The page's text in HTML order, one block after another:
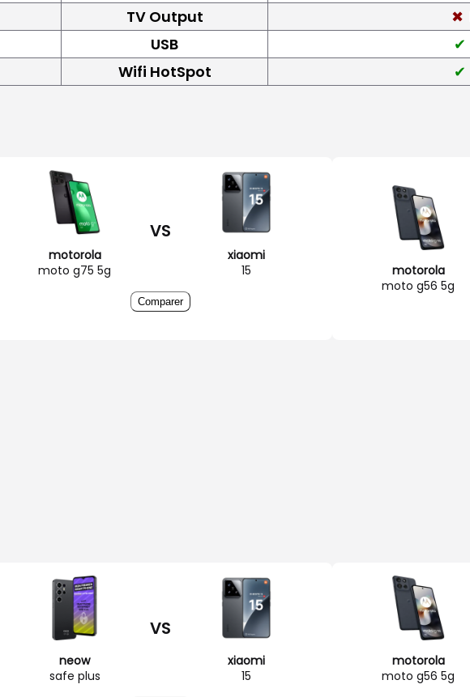
TV Output
USB
Wifi HotSpot
motorola
moto g75 5g
VS
xiaomi
15
Comparer
motorola
moto g56 5g
neow
safe plus
VS
xiaomi
15
motorola
moto g56 5g